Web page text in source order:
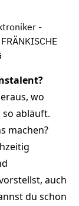
-
wo
so abläuft.
machen?
auch
du schon